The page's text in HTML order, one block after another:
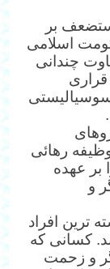
بر
حکومت اسلامی
چندانی
سوسیالیستی
رهائی
بر عهده
و
ترین افراد
کسانی که
و زحمت